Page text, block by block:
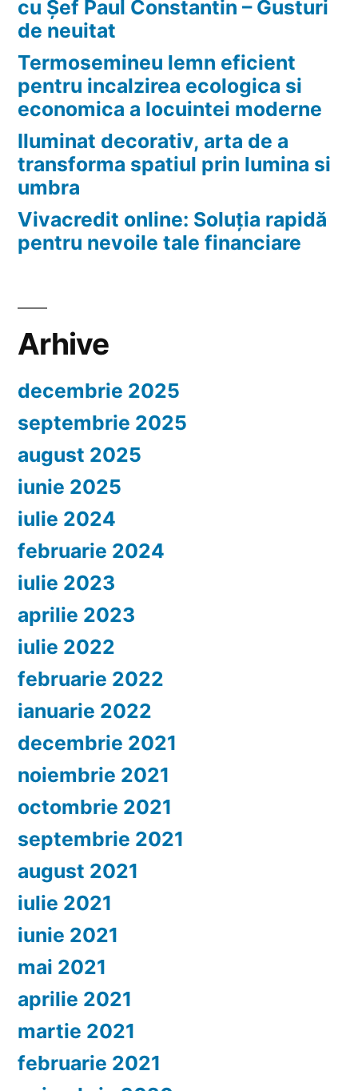
cu Șef Paul Constantin – Gusturi
de neuitat
Termosemineu lemn eficient
pentru incalzirea ecologica si
economica a locuintei moderne
Iluminat decorativ, arta de a
transforma spatiul prin lumina si
umbra
Vivacredit online: Soluția rapidă
pentru nevoile tale financiare
Arhive
decembrie 2025
septembrie 2025
august 2025
iunie 2025
iulie 2024
februarie 2024
iulie 2023
aprilie 2023
iulie 2022
februarie 2022
ianuarie 2022
decembrie 2021
noiembrie 2021
octombrie 2021
septembrie 2021
august 2021
iulie 2021
iunie 2021
mai 2021
aprilie 2021
martie 2021
februarie 2021